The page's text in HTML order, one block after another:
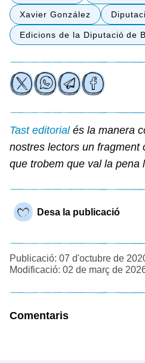
Xavier González
Edicions de la Diputació de
Tast editorialés la manera
nostres lectors un fragment
que trobem que val la pena
Desa la publicació
Publicació: 07 d'octubre de
Modificació: 02 de març de
Comentaris